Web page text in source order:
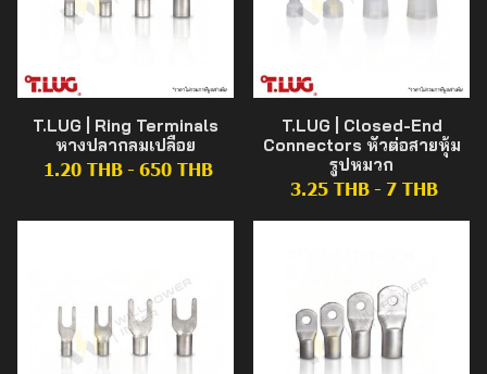
T.LUG | Ring Terminals
หางปลากลมเปลือย
1.20 THB - 650 THB
T.LUG | Closed-End
Connectors หัวต่อสายหุ้ม
รูปหมวก
3.25 THB - 7 THB